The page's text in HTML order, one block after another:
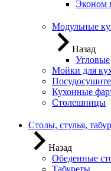
Эконом
Модульные
Назад
Угловые
Мойки для
Кухонные
Столешницы
Столы, стулья,
Назад
Обеденные
Табуреты